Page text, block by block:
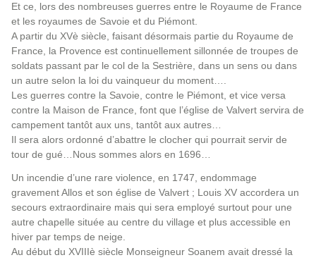
Et ce, lors des nombreuses guerres entre le Royaume de France
et les royaumes de Savoie et du Piémont.
A partir du XVè siècle, faisant désormais partie du Royaume de
France, la Provence est continuellement sillonnée de troupes de
soldats passant par le col de la Sestrière, dans un sens ou dans
un autre selon la loi du vainqueur du moment….
Les guerres contre la Savoie, contre le Piémont, et vice versa
contre la Maison de France, font que l’église de Valvert servira de
campement tantôt aux uns, tantôt aux autres…
Il sera alors ordonné d’abattre le clocher qui pourrait servir de
tour de gué…Nous sommes alors en 1696…
Un incendie d’une rare violence, en 1747, endommage
gravement Allos et son église de Valvert ; Louis XV accordera un
secours extraordinaire mais qui sera employé surtout pour une
autre chapelle située au centre du village et plus accessible en
hiver par temps de neige.
Au début du XVIIIè siècle Monseigneur Soanem avait dressé la